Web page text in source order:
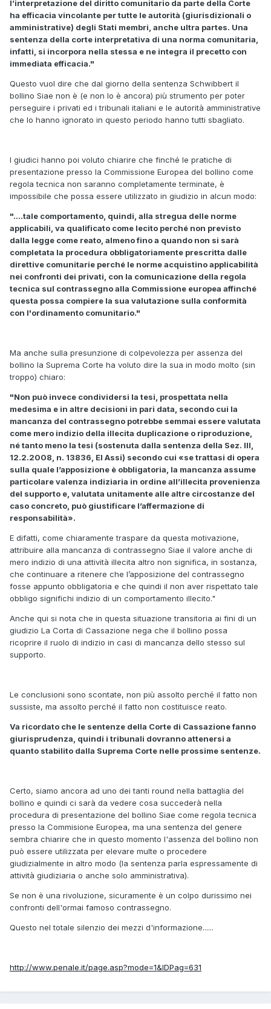
l’interpretazione del diritto comunitario da parte della Corte
ha efficacia vincolante per tutte le autorità (giurisdizionali o
amministra­tive) degli Stati membri, anche ultra partes. Una
sentenza della corte interpreta­tiva di una norma comunitaria,
infatti, si incorpora nella stessa e ne integra il precetto con
immediata efficacia."
Questo vuol dire che dal giorno della sentenza Schwibbert il
bollino Siae non è (e non lo è ancora) più strumento per poter
perseguire i privati ed i tribunali italiani e le autorità amministrative
che lo hanno ignorato in questo periodo hanno tutti sbagliato.
I giudici hanno poi voluto chiarire che finché le pratiche di
presentazione presso la Commissione Europea del bollino come
regola tecnica non saranno completamente terminate, è
impossibile che possa essere utilizzato in giudizio in alcun modo:
"....tale comportamento, quindi, alla stregua delle norme
applicabili, va qualificato come lecito perché non previsto
dalla legge come reato, almeno fino a quando non si sarà
completata la procedura obbligatoriamente prescritta dalle
direttive comunitarie perché le norme acquistino applicabilità
nei confronti dei privati, con la comu­nicazione della regola
tecnica sul contrassegno alla Commissione europea affin­ché
questa possa compiere la sua valutazione sulla conformità
con l'ordinamento comunitario."
Ma anche sulla presunzione di colpevolezza per assenza del
bollino la Suprema Corte ha voluto dire la sua in modo molto (sin
troppo) chiaro:
"Non può invece condividersi la tesi, prospettata nella
medesima e in altre decisioni in pari data, secondo cui la
mancanza del contrassegno potrebbe sem­mai essere valutata
come mero indizio della illecita duplicazione o riproduzione,
né tanto meno la tesi (sostenuta dalla sentenza della Sez. III,
12.2.2008, n. 13836, El Assi) secondo cui «se trattasi di opera
sulla quale l’apposizione è ob­bligatoria, la mancanza assume
particolare valenza indiziaria in ordine all’illecita provenienza
del supporto e, valutata unitamente alle altre circostanze del
caso concreto, può giustificare l’affermazione di
responsabilità».
E difatti, come chiaramente traspare da questa motivazione,
attribuire alla mancanza di contrassegno Siae il valore anche di
mero indizio di una attività illecita altro non significa, in sostanza,
che continuare a ritenere che l’apposizione del contrassegno
fosse appunto obbligatoria e che quindi il non aver rispettato tale
obbligo significhi indizio di un comportamento illecito."
Anche qui si nota che in questa situazione transitoria ai fini di un
giudizio La Corta di Cassazione nega che il bollino possa
ricoprire il ruolo di indizio in casi di mancanza dello stesso sul
supporto.
Le conclusioni sono scontate, non più assolto perché il fatto non
sussiste, ma assolto perché il fatto non costituisce reato.
Va ricordato che le sentenze della Corte di Cassazione fanno
giurisprudenza, quindi i tribunali dovranno attenersi a
quanto stabilito dalla Suprema Corte nelle prossime sentenze.
Certo, siamo ancora ad uno dei tanti round nella battaglia del
bollino e quindi ci sarà da vedere cosa succederà nella
procedura di presentazione del bollino Siae come regola tecnica
presso la Commisione Europea, ma una sentenza del genere
sembra chiarire che in questo momento l'assenza del bollino non
può essere utilizzata per elevare multe o procedere
giudizialmente in altro modo (la sentenza parla espressamente di
attività giudiziaria o anche solo amministrativa).
Se non è una rivoluzione, sicuramente è un colpo durissimo nei
confronti dell'ormai famoso contrassegno.
Questo nel totale silenzio dei mezzi d'informazione......
http://www.penale.it/page.asp?mode=1&IDPag=631